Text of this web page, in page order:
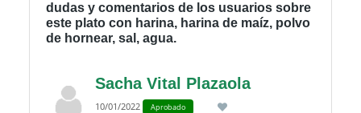
dudas y comentarios de los usuarios sobre
este plato con harina, harina de maíz, polvo
de hornear, sal, agua.
Sacha Vital Plazaola
10/01/2022 Aprobado